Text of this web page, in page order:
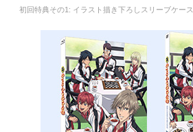
初回特典その1: イラスト描き下ろしスリーブケース